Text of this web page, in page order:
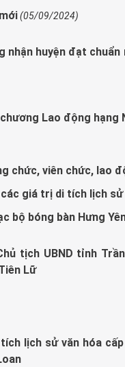
(05/09/2024)
nhận huyện đạt
Lao động
chức, viên chức, lao
giá trị di tích lịch sử
bộ bóng bàn Hưng
tịch UBND tỉnh
Lữ
tích lịch sử văn hóa